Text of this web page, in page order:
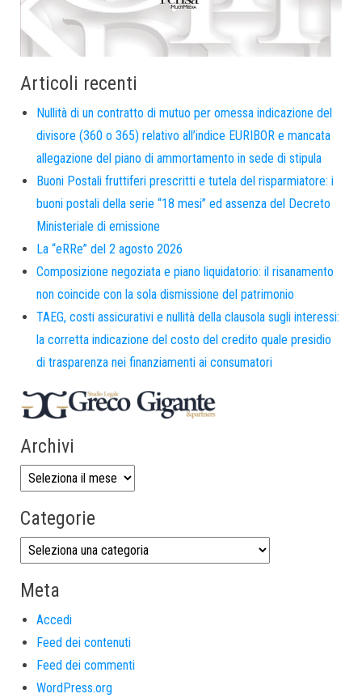
Articoli recenti
Nullità di un contratto di mutuo per omessa indicazione del
divisore (360 o 365) relativo all’indice EURIBOR e mancata
allegazione del piano di ammortamento in sede di stipula
Buoni Postali fruttiferi prescritti e tutela del risparmiatore: i
buoni postali della serie “18 mesi” ed assenza del Decreto
Ministeriale di emissione
La “eRRe” del 2 agosto 2026
Composizione negoziata e piano liquidatorio: il risanamento
non coincide con la sola dismissione del patrimonio
TAEG, costi assicurativi e nullità della clausola sugli interessi:
la corretta indicazione del costo del credito quale presidio
di trasparenza nei finanziamenti ai consumatori
Archivi
Categorie
Meta
Accedi
Feed dei contenuti
Feed dei commenti
WordPress.org